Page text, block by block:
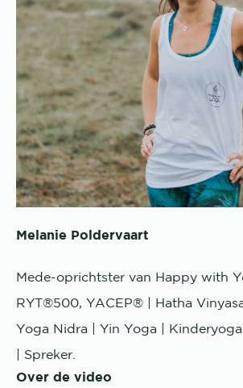
Melanie Poldervaart
Mede-oprichtster van Happy with
RYT®500, YACEP® | Hatha
Yoga Nidra | Yin Yoga |
| Spreker.
Over de video